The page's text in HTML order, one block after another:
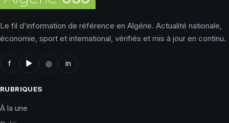
Le fil d'information de référence en Algérie. Actualité nationale,
économie, sport et international, vérifiés et mis à jour en continu.
f ▶ ◎ in
RUBRIQUES
À la une